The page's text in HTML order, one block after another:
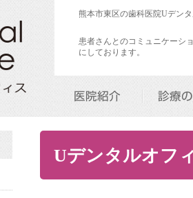
熊本市東区の歯科医院Uデン
患者さんとのコミュニケーシ
にしております。
医院紹介 診療
Uデンタルオフ